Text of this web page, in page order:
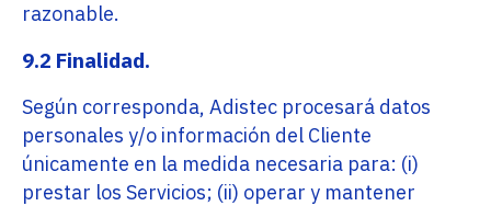
razonable.
9.2 Finalidad.
Según corresponda, Adistec procesará datos
personales y/o información del Cliente
únicamente en la medida necesaria para: (i)
prestar los Servicios; (ii) operar y mantener